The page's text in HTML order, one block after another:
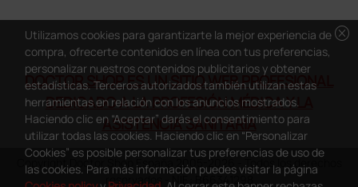
DOCTOR SHOP ES UN SITIO WEB PROFESIONAL
DEDICADO A LA PROFESIÓN MÉDICA Y LA
ASISTENCIA SANITARIA
Copyright Doctor Shop España 2005-2026 - Todos los derechos
reservados - NIF.: B66341298
cancel
Utilizamos cookies para garantizarte la mejor experiencia de
compra, ofrecerte contenidos en línea con tus preferencias,
personalizar nuestros contenidos publicitarios y obtener
estadísticas. Terceros autorizados también utilizan estas
herramientas en relación con los anuncios mostrados.
Haciendo clic en “Aceptar” darás el consentimiento para
utilizar todas las cookies. Haciendo clic en “Personalizar
Cookies” es posible personalizar tus preferencias de uso de
las cookies. Para más información puedes visitar la página